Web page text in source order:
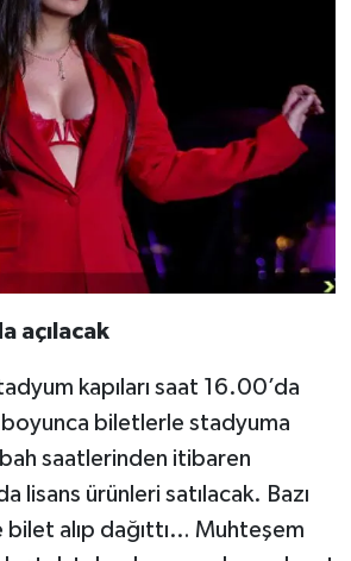
açılacak
kapıları saat 16.00’da
boyunca biletlerle stadyuma
saatlerinden itibaren
lisans ürünleri satılacak. Bazı
bilet alıp dağıttı… Muhteşem